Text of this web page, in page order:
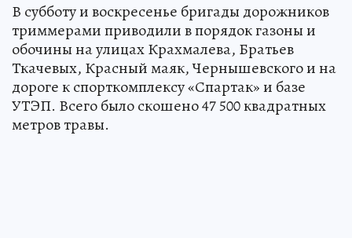
В субботу и воскресенье бригады дорожников
триммерами приводили в порядок газоны и
обочины на улицах Крахмалева, Братьев
Ткачевых, Красный маяк, Чернышевского и на
дороге к спорткомплексу «Спартак» и базе
УТЭП. Всего было скошено 47 500 квадратных
метров травы.